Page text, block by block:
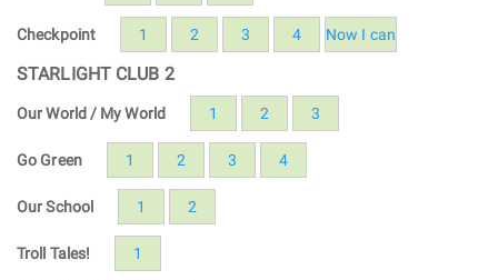
Checkpoint 1 2 3 4 Now I can
STARLIGHT CLUB 2
Our World / My World 1 2 3
Go Green 1 2 3 4
Our School 1 2
Troll Tales! 1